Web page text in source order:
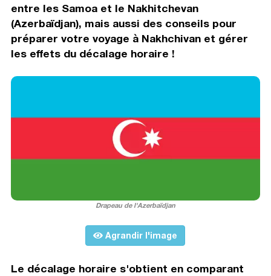
entre les Samoa et le Nakhitchevan
(Azerbaïdjan), mais aussi des conseils pour
préparer votre voyage à Nakhchivan et gérer
les effets du décalage horaire !
Drapeau de l'Azerbaïdjan
Agrandir l'image
Le décalage horaire s'obtient en comparant